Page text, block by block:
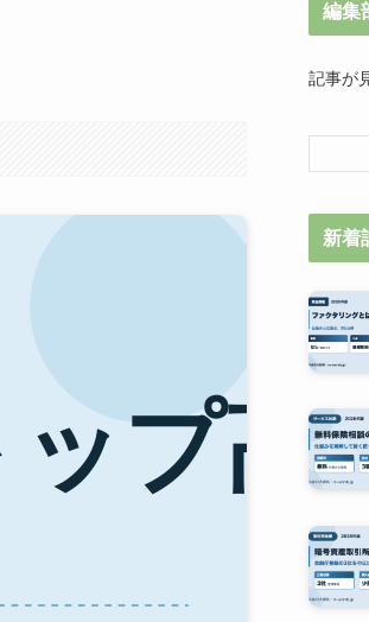
編集
記事が
新着